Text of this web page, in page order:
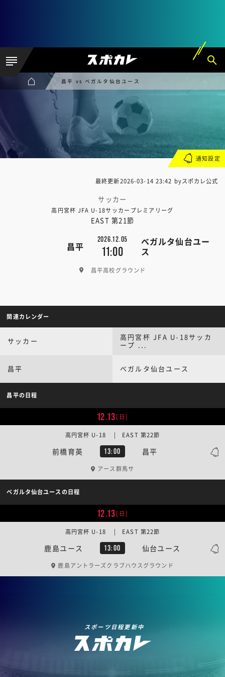
昌平 vs ベガルタ仙台ユース
最終更新2026-03-14 23:42 byスポカレ公式
サッカー
高円宮杯 JFA U-18サッカープレミアリーグ
EAST 第21節
昌平
2026.12.05
11:00
ベガルタ仙台ユー
ス
昌平高校グラウンド
通知設定
関連カレンダー
サッカー
高円宮杯 JFA U-18サッカ
ープ ...
昌平 ベガルタ仙台ユース
昌平の日程
12.13[日]
前橋育英 13:00 昌平
高円宮杯 U-18 | EAST 第22節
アース群馬サ
ベガルタ仙台ユースの日程
12.13[日]
鹿島ユース 13:00 仙台ユース
高円宮杯 U-18 | EAST 第22節
鹿島アントラーズクラブハウスグラウンド
スポーツ日程更新中